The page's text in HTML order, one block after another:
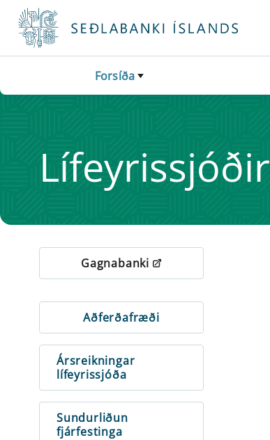
Fara beint í Meginmál
Forsíða
Lífeyrissjóðir
Gagnabanki
Aðferðafræði
Ársreikningar
lífeyrissjóða
Sundurliðun
fjárfestinga